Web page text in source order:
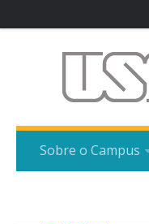
Sobre o Campus